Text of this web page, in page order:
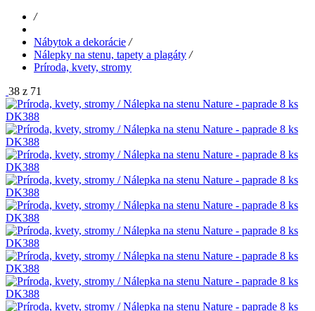
/
Nábytok a dekorácie /
Nálepky na stenu, tapety a plagáty /
Príroda, kvety, stromy
38 z 71